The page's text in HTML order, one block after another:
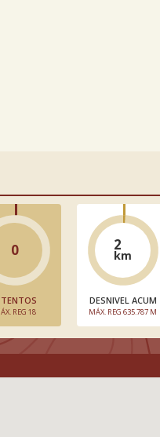
0
REG 18
2
km
DESNIVEL ACUM
MÁX. REG 635.787 M